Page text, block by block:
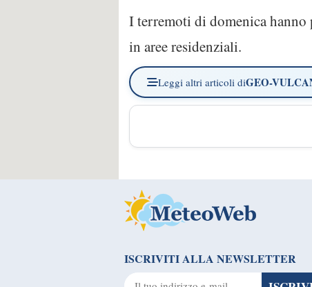
I terremoti di domenica hanno
in aree residenziali.
Leggi altri articoli diGEO-
ISCRIVITI ALLA NEWSLETTER